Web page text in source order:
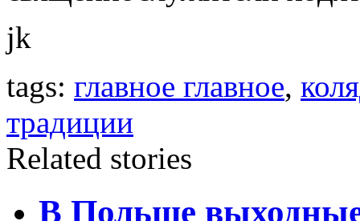
jk
tags: главное главное,
традиции
Related stories
В Польше